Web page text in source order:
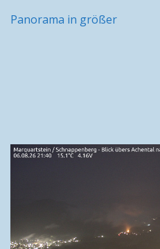
Panorama in größer